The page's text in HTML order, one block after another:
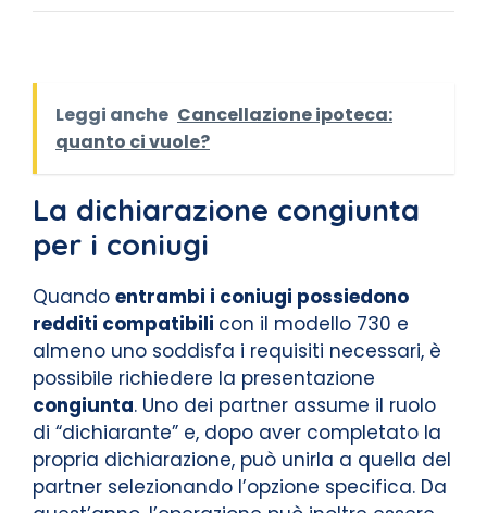
Leggi anche Cancellazione ipoteca:
quanto ci vuole?
La dichiarazione congiunta
per i coniugi
Quando entrambi i coniugi possiedono
redditi compatibili con il modello 730 e
almeno uno soddisfa i requisiti necessari, è
possibile richiedere la presentazione
congiunta. Uno dei partner assume il ruolo
di “dichiarante” e, dopo aver completato la
propria dichiarazione, può unirla a quella del
partner selezionando l’opzione specifica. Da